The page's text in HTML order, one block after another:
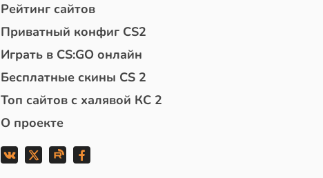
Рейтинг сайтов
Приватный конфиг CS2
Играть в CS:GO онлайн
Бесплатные скины CS 2
Топ сайтов с халявой КС 2
О проекте